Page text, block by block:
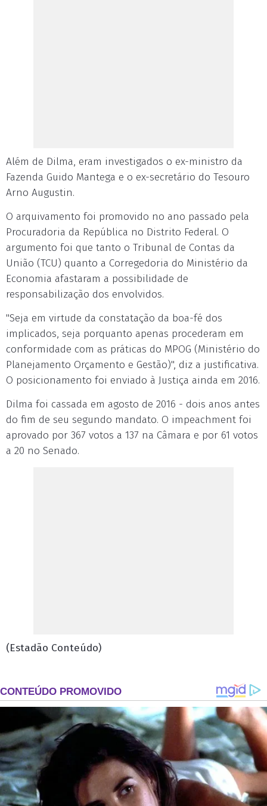
Além de Dilma, eram investigados o ex-ministro da
Fazenda Guido Mantega e o ex-secretário do Tesouro
Arno Augustin.
O arquivamento foi promovido no ano passado pela
Procuradoria da República no Distrito Federal. O
argumento foi que tanto o Tribunal de Contas da
União (TCU) quanto a Corregedoria do Ministério da
Economia afastaram a possibilidade de
responsabilização dos envolvidos.
"Seja em virtude da constatação da boa-fé dos
implicados, seja porquanto apenas procederam em
conformidade com as práticas do MPOG (Ministério do
Planejamento Orçamento e Gestão)", diz a justificativa.
O posicionamento foi enviado à Justiça ainda em 2016.
Dilma foi cassada em agosto de 2016 - dois anos antes
do fim de seu segundo mandato. O impeachment foi
aprovado por 367 votos a 137 na Câmara e por 61 votos
a 20 no Senado.
(Estadão Conteúdo)